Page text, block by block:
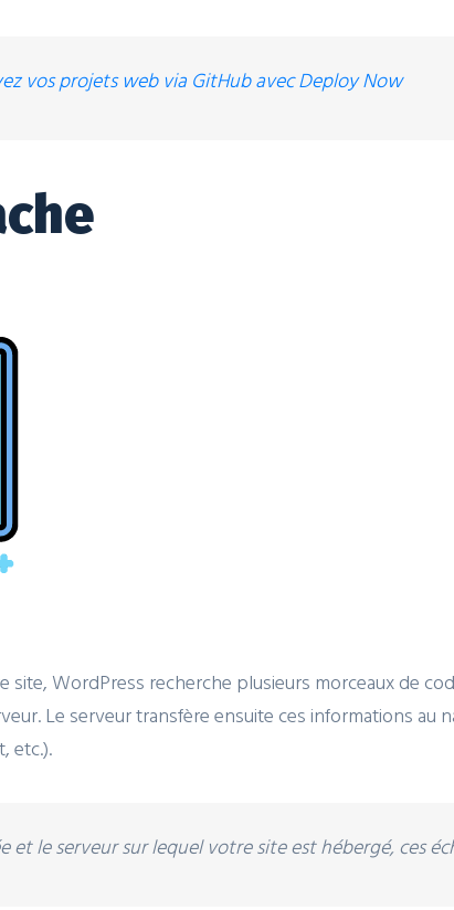
vos projets web via GitHub avec Deploy Now
site, WordPress recherche plusieurs morceaux de
Le serveur transfère ensuite ces informations
etc.).
et le serveur sur lequel votre site est hébergé, ces